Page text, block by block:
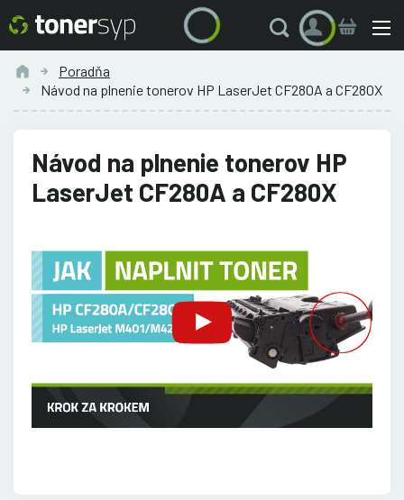
Poradňa
Návod na plnenie tonerov HP LaserJet CF280A a CF280X
Návod na plnenie tonerov HP
LaserJet CF280A a CF280X